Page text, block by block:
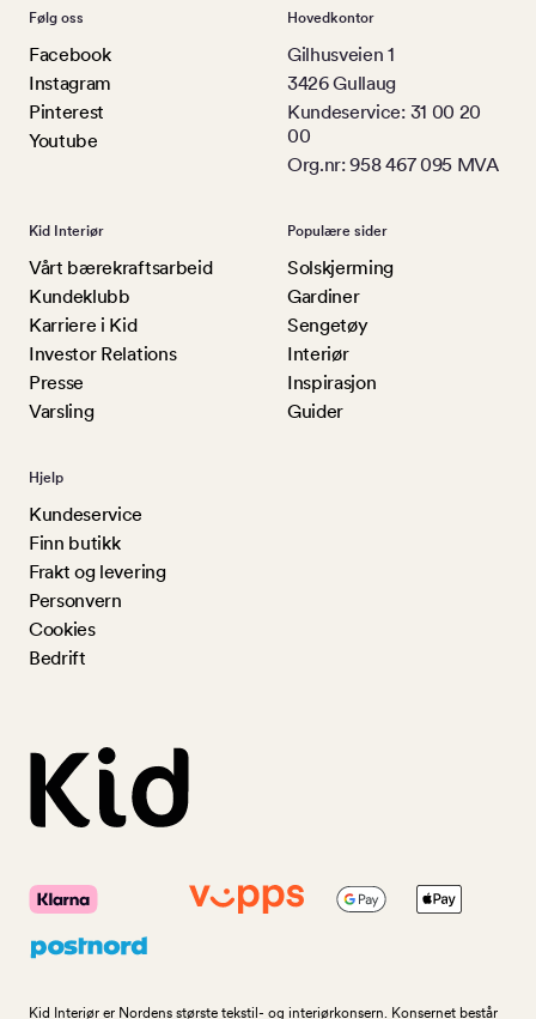
Følg oss
Facebook
Instagram
Pinterest
Youtube
Hovedkontor
Gilhusveien 1
3426 Gullaug
Kundeservice: 31 00 20
00
Org.nr: 958 467 095 MVA
Kid Interiør
Vårt bærekraftsarbeid
Kundeklubb
Karriere i Kid
Investor Relations
Presse
Varsling
Populære sider
Solskjerming
Gardiner
Sengetøy
Interiør
Inspirasjon
Guider
Hjelp
Kundeservice
Finn butikk
Frakt og levering
Personvern
Cookies
Bedrift
Kid Interiør er Nordens største tekstil- og interiørkonsern. Konsernet består